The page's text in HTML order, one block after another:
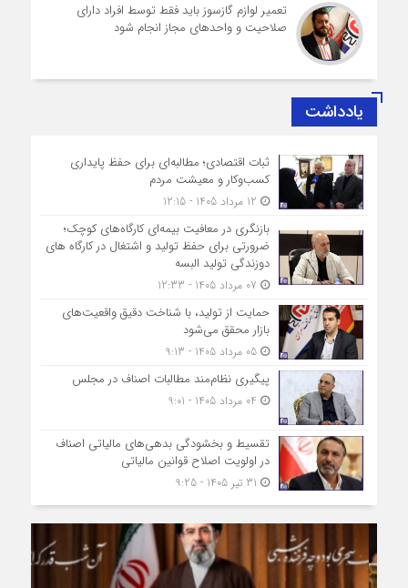
تعمیر لوازم گازسوز باید فقط توسط افراد دارای
صلاحیت و واحدهای مجاز انجام شود
یادداشت
ثبات اقتصادی؛ مطالبه‌ای برای حفظ پایداری
کسب‌وکار و معیشت مردم
بازنگری در معافیت بیمه‌ای کارگاه‌های کوچک؛
ضرورتی برای حفظ تولید و اشتغال در کارگاه های
دوزندگی تولید البسه
حمایت از تولید، با شناخت دقیق واقعیت‌های
بازار محقق می‌شود
05 مرداد 1405 - 9:13
پیگیری نظام‌مند مطالبات اصناف در مجلس
تقسیط و بخشودگی بدهی‌های مالیاتی اصناف
در اولویت اصلاح قوانین مالیاتی